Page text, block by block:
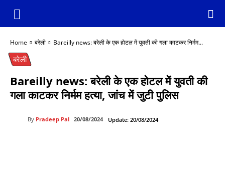
Home बरेली Bareilly news: बरेली के एक होटल में युवती की गला काटकर निर्मम...
बरेली
Bareilly news: बरेली के एक होटल में युवती की
गला काटकर निर्मम हत्या, जांच में जुटी पुलिस
By Pradeep Pal 20/08/2024 Update: 20/08/2024